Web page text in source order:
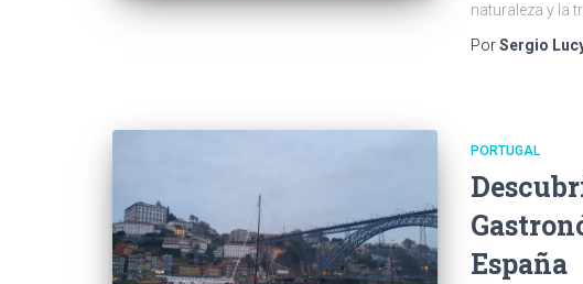
naturaleza y la
PorSergio
PORTUGAL
España